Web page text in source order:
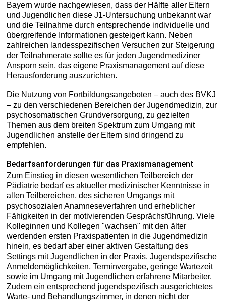
Bayern wurde nachgewiesen, dass der Hälfte aller Eltern
und Jugendlichen diese J1-Untersuchung unbekannt war
und die Teilnahme durch entsprechende individuelle und
übergreifende Informationen gesteigert kann. Neben
zahlreichen landesspezifischen Versuchen zur Steigerung
der Teilnahmerate sollte es für jeden Jugendmediziner
Ansporn sein, das eigene Praxismanagement auf diese
Herausforderung auszurichten.
Die Nutzung von Fortbildungsangeboten – auch des BVKJ
– zu den verschiedenen Bereichen der Jugendmedizin, zur
psychosomatischen Grundversorgung, zu gezielten
Themen aus dem breiten Spektrum zum Umgang mit
Jugendlichen anstelle der Eltern sind dringend zu
empfehlen.
Bedarfsanforderungen für das Praxismanagement
Zum Einstieg in diesen wesentlichen Teilbereich der
Pädiatrie bedarf es aktueller medizinischer Kenntnisse in
allen Teilbereichen, des sicheren Umgangs mit
psychosozialen Anamneseverfahren und erheblicher
Fähigkeiten in der motivierenden Gesprächsführung. Viele
Kolleginnen und Kollegen "wachsen" mit den älter
werdenden ersten Praxispatienten in die Jugendmedizin
hinein, es bedarf aber einer aktiven Gestaltung des
Settings mit Jugendlichen in der Praxis. Jugendspezifische
Anmeldemöglichkeiten, Terminvergabe, geringe Wartezeit
sowie im Umgang mit Jugendlichen erfahrene Mitarbeiter.
Zudem ein entsprechend jugendspezifisch ausgerichtetes
Warte- und Behandlungszimmer, in denen nicht der